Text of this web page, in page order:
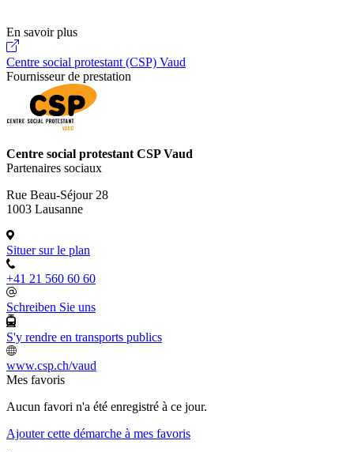
En savoir plus
Centre social protestant (CSP) Vaud
Fournisseur de prestation
Centre social protestant CSP Vaud
Partenaires sociaux
Rue Beau-Séjour 28
1003 Lausanne
Situer sur le plan
+41 21 560 60 60
Schreiben Sie uns
S'y rendre en transports publics
www.csp.ch/vaud
Mes favoris
Aucun favori n'a été enregistré à ce jour.
Ajouter cette démarche à mes favoris